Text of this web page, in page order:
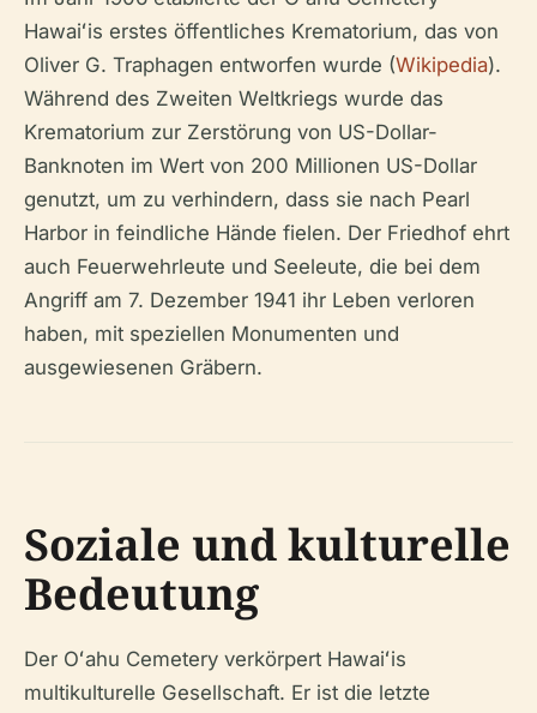
Hawaiʻis erstes öffentliches Krematorium, das von
Oliver G. Traphagen entworfen wurde (Wikipedia).
Während des Zweiten Weltkriegs wurde das
Krematorium zur Zerstörung von US-Dollar-
Banknoten im Wert von 200 Millionen US-Dollar
genutzt, um zu verhindern, dass sie nach Pearl
Harbor in feindliche Hände fielen. Der Friedhof ehrt
auch Feuerwehrleute und Seeleute, die bei dem
Angriff am 7. Dezember 1941 ihr Leben verloren
haben, mit speziellen Monumenten und
ausgewiesenen Gräbern.
Soziale und kulturelle
Bedeutung
Der Oʻahu Cemetery verkörpert Hawaiʻis
multikulturelle Gesellschaft. Er ist die letzte